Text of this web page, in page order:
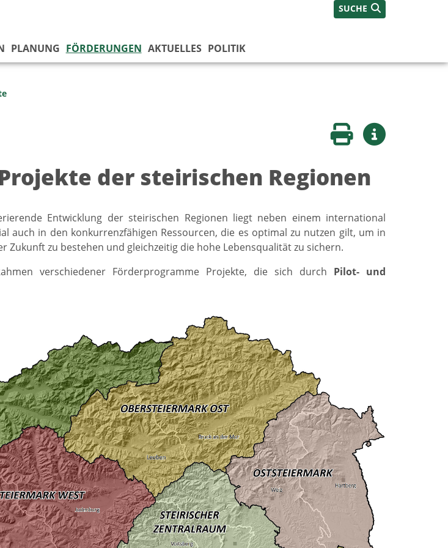
SUCHE
PLANUNG FÖRDERUNGEN AKTUELLES POLITIK
Seite druckenWeitere Infos
der steirischen Regionen
Entwicklung der steirischen Regionen liegt neben einem international
auch in den konkurrenzfähigen Ressourcen, die es optimal zu nutzen gilt, um in
Zukunft zu bestehen und gleichzeitig die hohe Lebensqualität zu sichern.
verschiedener Förderprogramme Projekte, die sich durch Pilot- und